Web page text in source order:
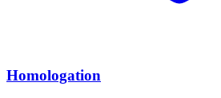
Homologation